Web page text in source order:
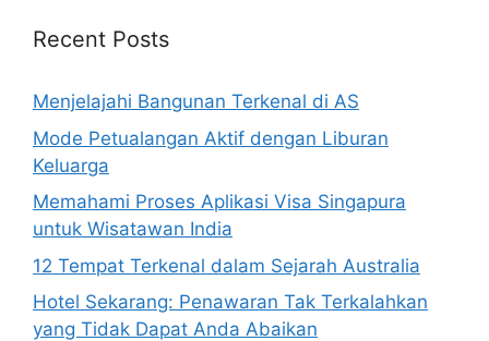
Recent Posts
Menjelajahi Bangunan Terkenal di AS
Mode Petualangan Aktif dengan Liburan
Keluarga
Memahami Proses Aplikasi Visa Singapura
untuk Wisatawan India
12 Tempat Terkenal dalam Sejarah Australia
Hotel Sekarang: Penawaran Tak Terkalahkan
yang Tidak Dapat Anda Abaikan